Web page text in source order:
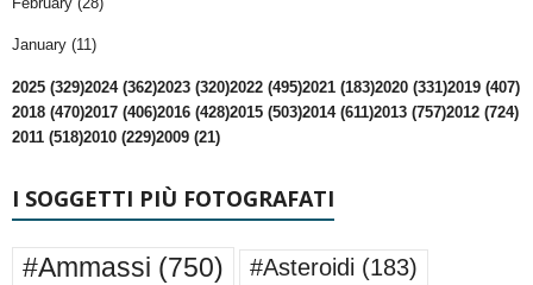
January (11)
2025 (329)2024 (362)2023 (320)2022 (495)2021 (183)2020 (331)2019 (407)
2018 (470)2017 (406)2016 (428)2015 (503)2014 (611)2013 (757)2012 (724)
2011 (518)2010 (229)2009 (21)
I SOGGETTI PIÙ FOTOGRAFATI
#Ammassi (750) #Asteroidi (183)